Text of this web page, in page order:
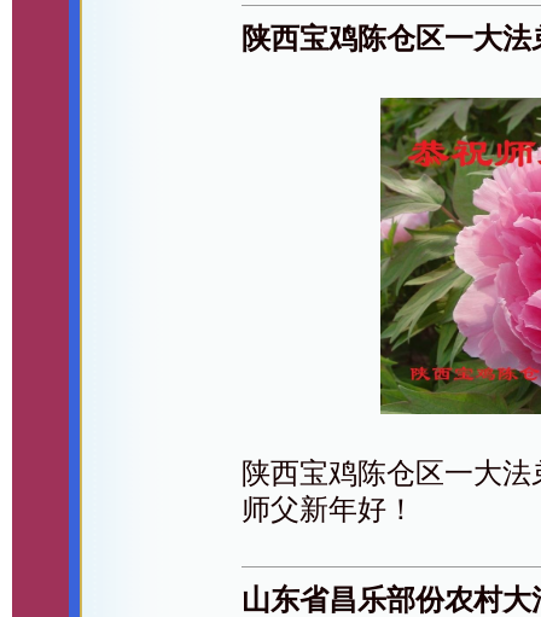
陕西宝鸡陈仓区一大
陕西宝鸡陈仓区一大
师父新年好！
山东省昌乐部份农村